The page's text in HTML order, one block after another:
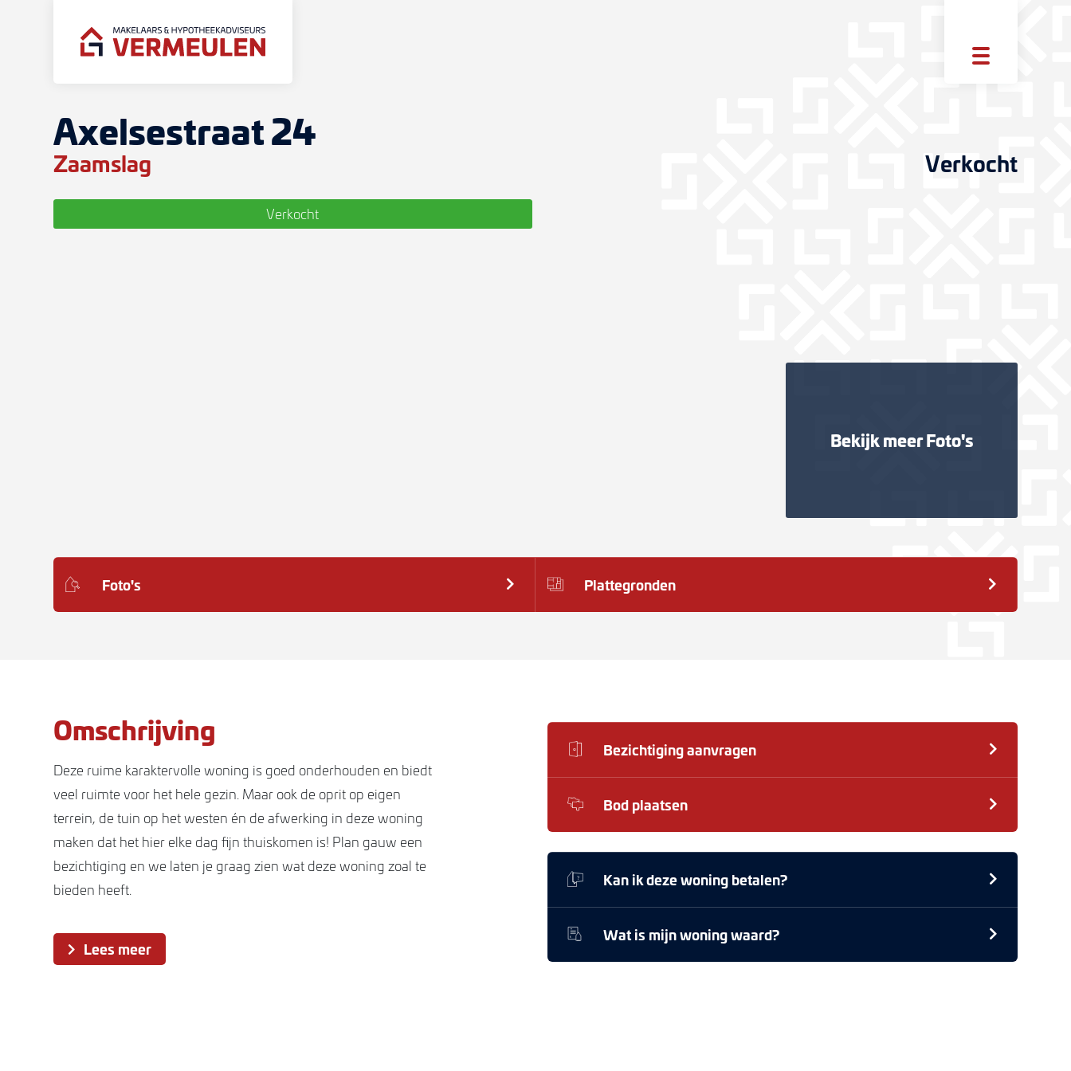
Axelsestraat 24
Zaamslag Verkocht
Verkocht
Bekijk meerFoto's
Foto's Plattegronden
Omschrijving
Deze ruime karaktervolle woning is goed onderhouden en biedt
veel ruimte voor het hele gezin. Maar ook de oprit op eigen
terrein, de tuin op het westen én de afwerking in deze woning
maken dat het hier elke dag fijn thuiskomen is! Plan gauw een
bezichtiging en we laten je graag zien wat deze woning zoal te
bieden heeft.
Begane grond
Lees meer
Bezichtiging aanvragen
Bod plaatsen
Kan ik deze woning betalen?
Wat is mijn woning waard?